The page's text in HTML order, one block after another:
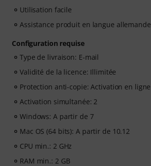
Utilisation facile
Assistance produit en langue allemande
Configuration requise
Type de livraison: E-mail
Validité de la licence: Illimitée
Protection anti-copie: Activation en ligne
Activation simultanée: 2
Windows: A partir de 7
Mac OS (64 bits): A partir de 10.12
CPU min.: 2 GHz
RAM min.: 2 GB